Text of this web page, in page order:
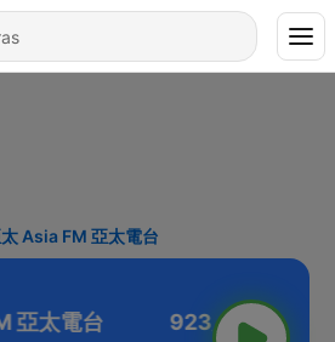
Asia FM 亞太電台
亞太電台